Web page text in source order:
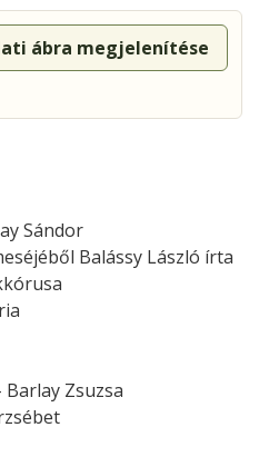
ábra megjelenítése
Sándor
Balássy László írta
Barlay Zsuzsa